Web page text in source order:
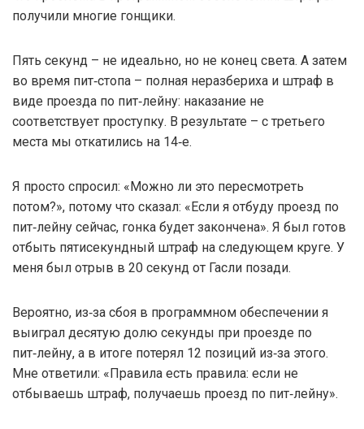
получили многие гонщики.
Пять секунд – не идеально, но не конец света. А затем
во время пит‑стопа – полная неразбериха и штраф в
виде проезда по пит‑лейну: наказание не
соответствует проступку. В результате – с третьего
места мы откатились на 14‑е.
Я просто спросил: «Можно ли это пересмотреть
потом?», потому что сказал: «Если я отбуду проезд по
пит‑лейну сейчас, гонка будет закончена». Я был готов
отбыть пятисекундный штраф на следующем круге. У
меня был отрыв в 20 секунд от Гасли позади.
Вероятно, из‑за сбоя в программном обеспечении я
выиграл десятую долю секунды при проезде по
пит‑лейну, а в итоге потерял 12 позиций из‑за этого.
Мне ответили: «Правила есть правила: если не
отбываешь штраф, получаешь проезд по пит‑лейну».